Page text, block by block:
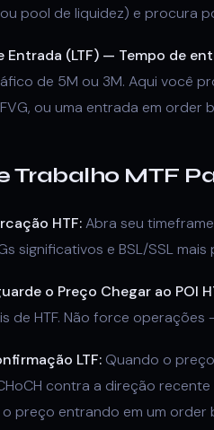
ou pool de liquidez) e procura
Entrada (LTF) — Tempo de
de 5M ou 3M. Aqui você
ou uma entrada em order
Trabalho MTF
HTF:Abra seu
significativos e BSL/SSL
o Preço Chegar ao POI
de HTF. Não force
LTF: Quando o
contra a direção
preço entrando em um order